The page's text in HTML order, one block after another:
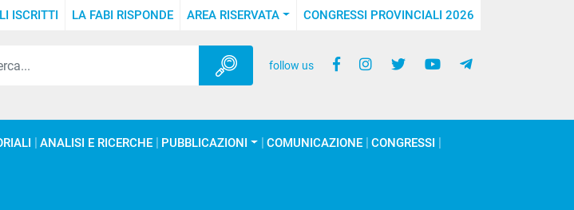
ISCRITTI LA FABI RISPONDE AREA RISERVATA CONGRESSI PROVINCIALI 2026
follow us
ANALISI E RICERCHE PUBBLICAZIONI COMUNICAZIONE CONGRESSI